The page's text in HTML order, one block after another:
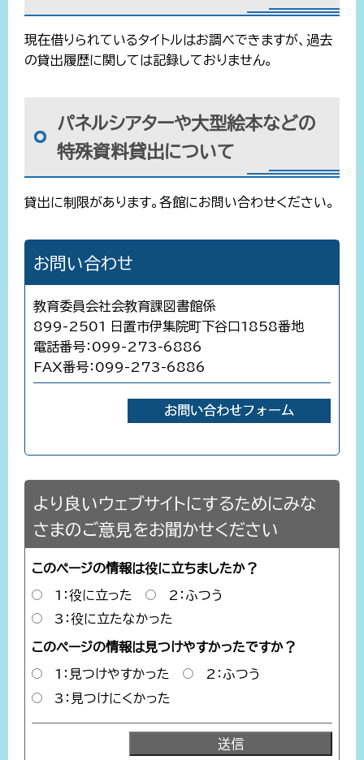
現在借りられているタイトルはお調べできますが、過去
の貸出履歴に関しては記録しておりません。
パネルシアターや大型絵本などの
特殊資料貸出について
貸出に制限があります。各館にお問い合わせください。
お問い合わせ
教育委員会社会教育課図書館係
899-2501 日置市伊集院町下谷口1858番地
電話番号：099-273-6886
FAX番号：099-273-6886
より良いウェブサイトにするためにみな
さまのご意見をお聞かせください
このページの情報は役に立ちましたか？
1：役に立った
2：ふつう
3：役に立たなかった
このページの情報は見つけやすかったですか？
1：見つけやすかった
2：ふつう
3：見つけにくかった